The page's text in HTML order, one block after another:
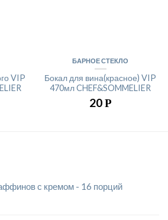
VIP
БАРНОЕ СТЕКЛО
Бокал для вина(красное) VIP
470мл CHEF&SOMMELIER
20Р
с кремом - 16 порций